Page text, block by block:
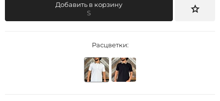
Добавить в корзину
S
Расцветки: